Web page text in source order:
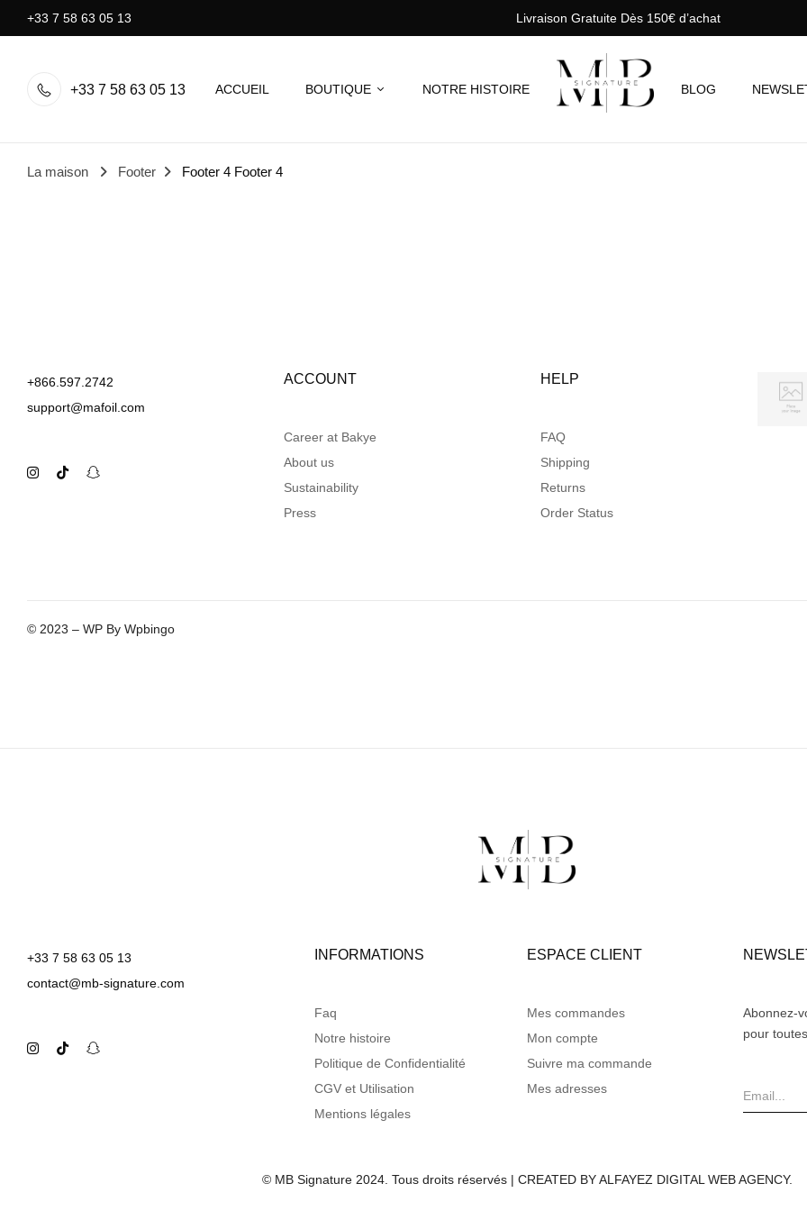
+33 7 58 63 05 13 Livraison Gratuite Dès 150€ d’achat
+33 7 58 63 05 13 ACCUEIL BOUTIQUE NOTRE HISTOIRE BLOG
La maison Footer Footer 4 Footer 4
+866.597.2742
support@mafoil.com
ACCOUNT
Career at Bakye
About us
Sustainability
Press
HELP
FAQ
Shipping
Returns
Order Status
© 2023 – WP By Wpbingo
+33 7 58 63 05 13
contact@mb-signature.com
INFORMATIONS
Faq
Notre histoire
Politique de Confidentialité
CGV et Utilisation
Mentions légales
ESPACE CLIENT
Mes commandes
Mon compte
Suivre ma commande
Mes adresses
Abonnez-
pour
© MB Signature 2024. Tous droits réservés | CREATED BY ALFAYEZ DIGITAL WEB AGENCY.